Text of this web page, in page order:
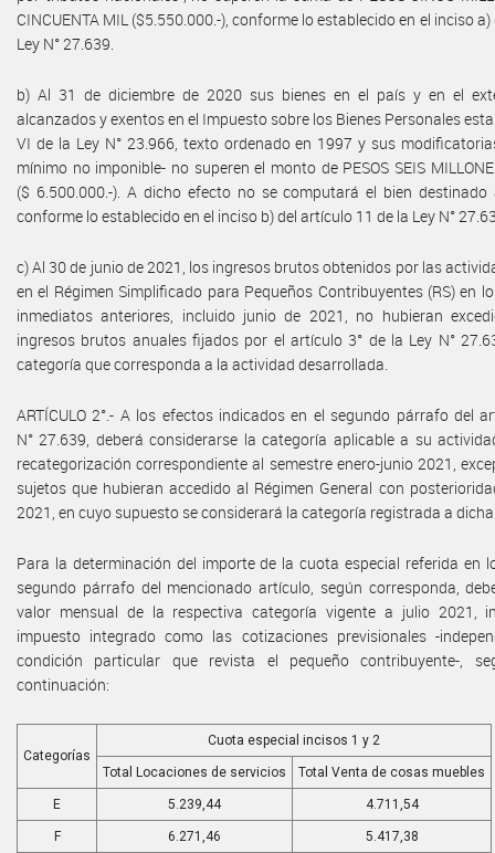
CINCUENTA MIL ($5.550.000.-), conforme lo establecido en el inciso
Ley N° 27.639.
b) Al 31 de diciembre de 2020 sus bienes en el país y en el
alcanzados y exentos en el Impuesto sobre los Bienes Personales
VI de la Ley N° 23.966, texto ordenado en 1997 y sus
mínimo no imponible- no superen el monto de PESOS SEIS
($ 6.500.000.-). A dicho efecto no se computará el bien
conforme lo establecido en el inciso b) del artículo 11 de la Ley N°
c) Al 30 de junio de 2021, los ingresos brutos obtenidos por las
en el Régimen Simplificado para Pequeños Contribuyentes (RS) en
inmediatos anteriores, incluido junio de 2021, no hubieran
ingresos brutos anuales fijados por el artículo 3° de la Ley N°
categoría que corresponda a la actividad desarrollada.
ARTÍCULO 2°.- A los efectos indicados en el segundo párrafo del
N° 27.639, deberá considerarse la categoría aplicable a su
recategorización correspondiente al semestre enero-junio 2021,
sujetos que hubieran accedido al Régimen General con
2021, en cuyo supuesto se considerará la categoría registrada a
Para la determinación del importe de la cuota especial referida en
segundo párrafo del mencionado artículo, según corresponda,
valor mensual de la respectiva categoría vigente a julio 2021,
impuesto integrado como las cotizaciones previsionales -
condición particular que revista el pequeño contribuyente-,
continuación:
Categorías
Cuota especial incisos 1 y 2
Total Locaciones de servicios Total Venta de cosas muebles
E 5.239,44 4.711,54
F 6.271,46 5.417,38